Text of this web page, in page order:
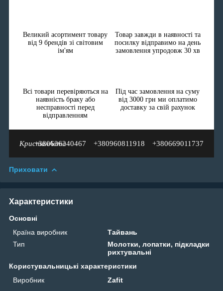
Великий асортимент товару
від 9 брендів зі світовим
ім'ям
Товар завжди в наявності та
посилку відправимо на день
замовлення упродовж 30 хв
Всі товари перевіряються на
наявність браку або
несправності перед
відправленням
Під час замовлення на суму
від 3000 грн ми оплатимо
доставку за свій рахунок
КристалАвто
+380636240467 +380960811918 +380669011737
Приховати
Характеристики
Основні
Країна виробник
Тайвань
Тип
Молотки, лопатки, підкладки
рихтувальні
Користувальницькі характеристики
Виробник
Zafit